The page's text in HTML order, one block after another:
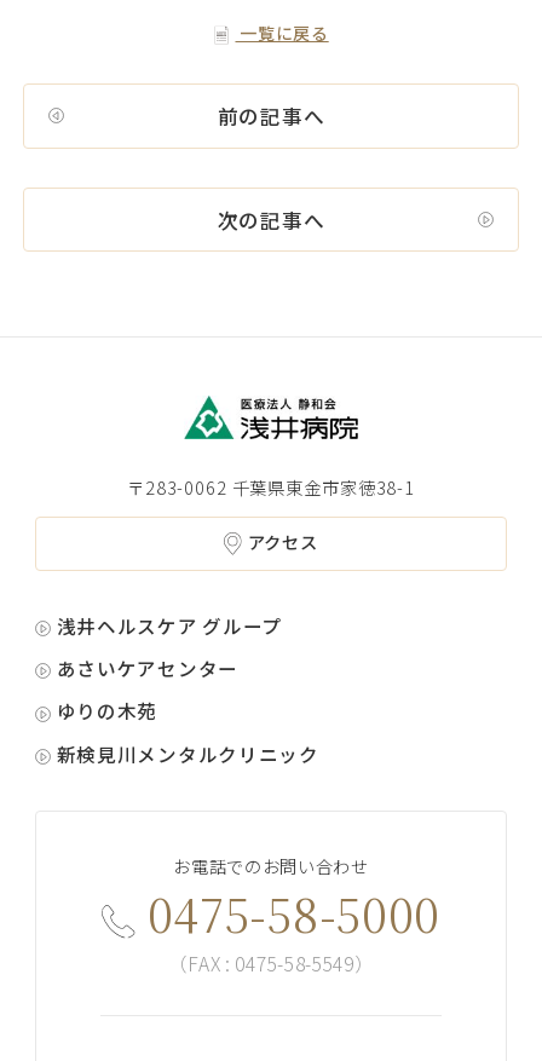
前の記事へ
一覧に戻る
次の記事へ
〒283-0062 千葉県東金市家徳38-1
アクセス
浅井ヘルスケア グループ
あさいケアセンター
ゆりの木苑
新検見川メンタルクリニック
お電話でのお問い合わせ
0475-58-5000
（FAX : 0475-58-5549）